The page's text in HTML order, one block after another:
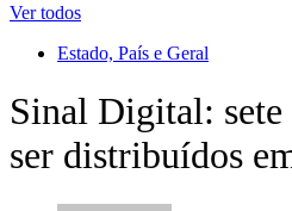
Ver todos
Estado, País e Geral
Sinal Digital:
ser distribuídos